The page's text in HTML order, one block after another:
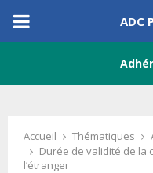
PRIMARY
ADC
Accueil Thématiques
Durée de validité de la
l’étranger